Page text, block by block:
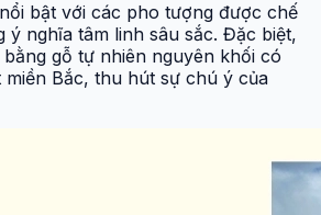
bật với các pho tượng được chế
ý nghĩa tâm linh sâu sắc. Đặc biệt,
gỗ tự nhiên nguyên khối có
Bắc, thu hút sự chú ý của